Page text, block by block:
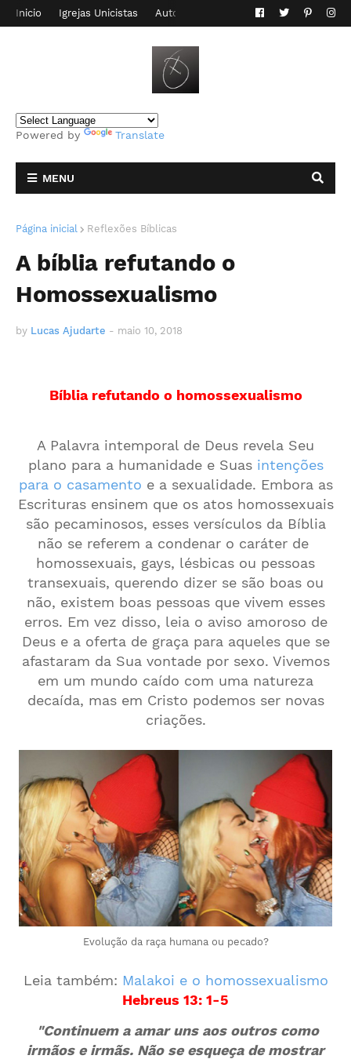
Inicio Igrejas Unicistas Autor do Blog Contato
Powered by Translate
MENU
Página inicial Reflexões Bíblicas
A bíblia refutando o
Homossexualismo
by Lucas Ajudarte - maio 10, 2018
Bíblia refutando o homossexualismo
A Palavra intemporal de Deus revela Seu
plano para a humanidade e Suas intenções
para o casamento e a sexualidade. Embora as
Escrituras ensinem que os atos homossexuais
são pecaminosos, esses versículos da Bíblia
não se referem a condenar o caráter de
homossexuais, gays, lésbicas ou pessoas
transexuais, querendo dizer se são boas ou
não, existem boas pessoas que vivem esses
erros. Em vez disso, leia o aviso amoroso de
Deus e a oferta de graça para aqueles que se
afastaram da Sua vontade por sexo. Vivemos
em um mundo caído com uma natureza
decaída, mas em Cristo podemos ser novas
criações.
Evolução da raça humana ou pecado?
Leia também: Malakoi e o homossexualismo
Hebreus 13: 1-5
"Continuem a amar uns aos outros como
irmãos e irmãs. Não se esqueça de mostrar